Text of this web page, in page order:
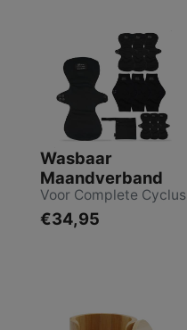
Wasbaar
Maandverband
Voor Complete Cyclus
€34,95